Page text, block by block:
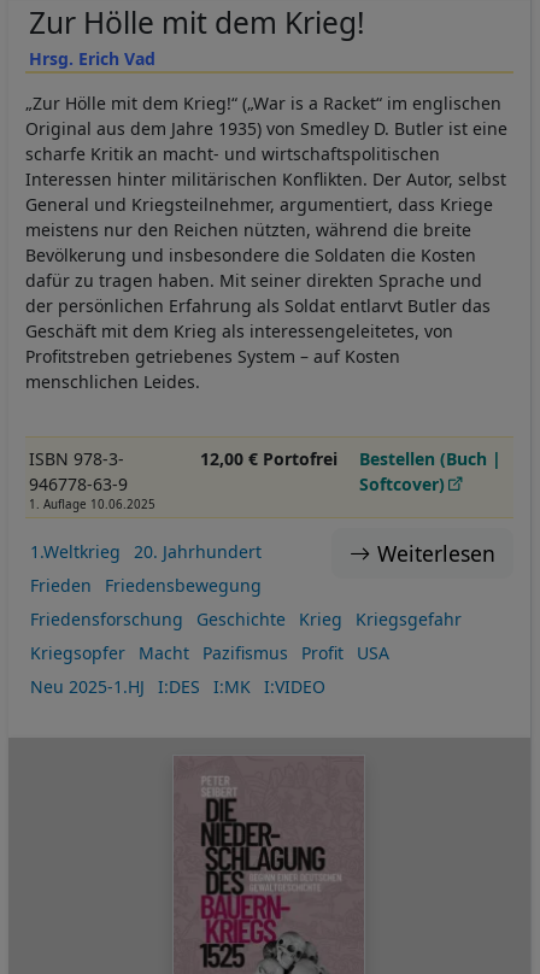
Hrsg. Erich Vad
Zur Hölle mit dem Krieg!
„Zur Hölle mit dem Krieg!“ („War is a Racket“ im englischen
Original aus dem Jahre 1935) von Smedley D. Butler ist eine
scharfe Kritik an macht- und wirtschaftspolitischen
Interessen hinter militärischen Konflikten. Der Autor, selbst
General und Kriegsteilnehmer, argumentiert, dass Kriege
meistens nur den Reichen nützten, während die breite
Bevölkerung und insbesondere die Soldaten die Kosten
dafür zu tragen haben. Mit seiner direkten Sprache und
der persönlichen Erfahrung als Soldat entlarvt Butler das
Geschäft mit dem Krieg als interessengeleitetes, von
Profitstreben getriebenes System – auf Kosten
menschlichen Leides.
ISBN 978-3-
946778-63-9
1. Auflage 10.06.2025
12,00 € Portofrei
Bestellen (Buch |
Softcover)
Weiterlesen
1.Weltkrieg
20. Jahrhundert
Frieden
Friedensbewegung
Friedensforschung
Geschichte Krieg
Kriegsgefahr
Kriegsopfer
Macht Pazifismus Profit
USA
Neu 2025-1.HJ
I:DES I:MK I:VIDEO